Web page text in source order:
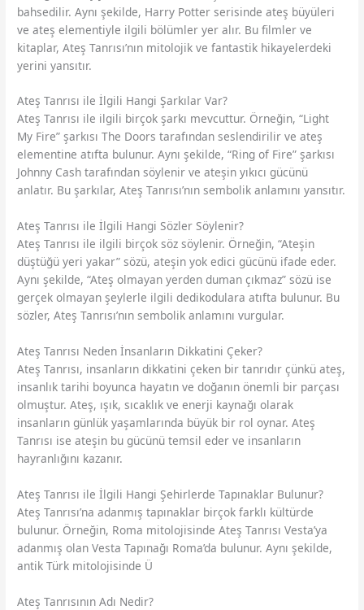
bahsedilir. Aynı şekilde, Harry Potter serisinde ateş büyüleri
ve ateş elementiyle ilgili bölümler yer alır. Bu filmler ve
kitaplar, Ateş Tanrısı’nın mitolojik ve fantastik hikayelerdeki
yerini yansıtır.
Ateş Tanrısı ile İlgili Hangi Şarkılar Var?
Ateş Tanrısı ile ilgili birçok şarkı mevcuttur. Örneğin, “Light
My Fire” şarkısı The Doors tarafından seslendirilir ve ateş
elementine atıfta bulunur. Aynı şekilde, “Ring of Fire” şarkısı
Johnny Cash tarafından söylenir ve ateşin yıkıcı gücünü
anlatır. Bu şarkılar, Ateş Tanrısı’nın sembolik anlamını yansıtır.
Ateş Tanrısı ile İlgili Hangi Sözler Söylenir?
Ateş Tanrısı ile ilgili birçok söz söylenir. Örneğin, “Ateşin
düştüğü yeri yakar” sözü, ateşin yok edici gücünü ifade eder.
Aynı şekilde, “Ateş olmayan yerden duman çıkmaz” sözü ise
gerçek olmayan şeylerle ilgili dedikodulara atıfta bulunur. Bu
sözler, Ateş Tanrısı’nın sembolik anlamını vurgular.
Ateş Tanrısı Neden İnsanların Dikkatini Çeker?
Ateş Tanrısı, insanların dikkatini çeken bir tanrıdır çünkü ateş,
insanlık tarihi boyunca hayatın ve doğanın önemli bir parçası
olmuştur. Ateş, ışık, sıcaklık ve enerji kaynağı olarak
insanların günlük yaşamlarında büyük bir rol oynar. Ateş
Tanrısı ise ateşin bu gücünü temsil eder ve insanların
hayranlığını kazanır.
Ateş Tanrısı ile İlgili Hangi Şehirlerde Tapınaklar Bulunur?
Ateş Tanrısı’na adanmış tapınaklar birçok farklı kültürde
bulunur. Örneğin, Roma mitolojisinde Ateş Tanrısı Vesta’ya
adanmış olan Vesta Tapınağı Roma’da bulunur. Aynı şekilde,
antik Türk mitolojisinde Ü
Ateş Tanrısının Adı Nedir?